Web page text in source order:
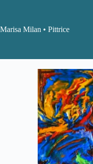
Marisa Milan • Pittrice